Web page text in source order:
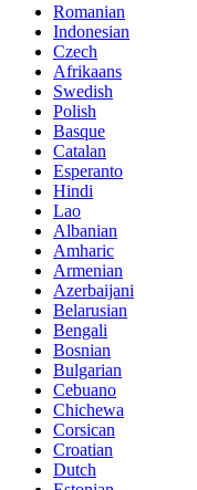
Romanian
Indonesian
Czech
Afrikaans
Swedish
Polish
Basque
Catalan
Esperanto
Hindi
Lao
Albanian
Amharic
Armenian
Azerbaijani
Belarusian
Bengali
Bosnian
Bulgarian
Cebuano
Chichewa
Corsican
Croatian
Dutch